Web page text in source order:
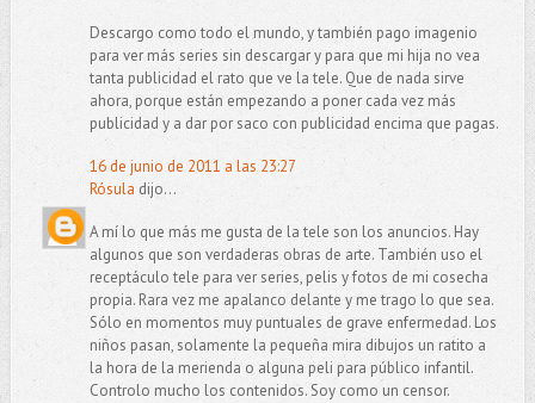
Descargo como todo el mundo, y también pago imagenio
para ver más series sin descargar y para que mi hija no vea
tanta publicidad el rato que ve la tele. Que de nada sirve
ahora, porque están empezando a poner cada vez más
publicidad y a dar por saco con publicidad encima que pagas.
16 de junio de 2011 a las 23:27
Rósula dijo...
A mí lo que más me gusta de la tele son los anuncios. Hay
algunos que son verdaderas obras de arte. También uso el
receptáculo tele para ver series, pelis y fotos de mi cosecha
propia. Rara vez me apalanco delante y me trago lo que sea.
Sólo en momentos muy puntuales de grave enfermedad. Los
niños pasan, solamente la pequeña mira dibujos un ratito a
la hora de la merienda o alguna peli para público infantil.
Controlo mucho los contenidos. Soy como un censor.